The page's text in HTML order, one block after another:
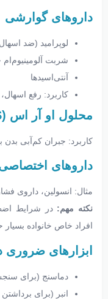
داروهای گوارشی
لوپرامید (ضد
شربت
آنتی‌اسیدها
کاربرد: رفع
محلول او آر اس (ORS)
کاربرد: جبران کم‌آبی بدن
داروهای
مثال: انسولین، داروی
نکته مهم: در شرایط
افراد خاص خانواده
ابزارهای ضروری
دماسنج (برای
انبر (برای